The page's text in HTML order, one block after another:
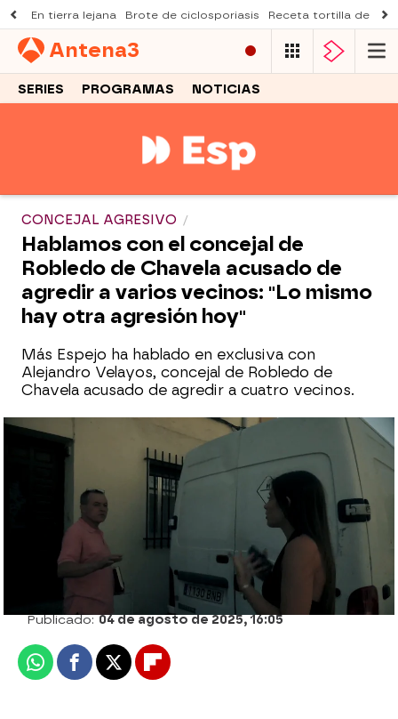
En tierra lejana Brote de ciclosporiasis Receta tortilla de
Antena3
SERIES PROGRAMAS NOTICIAS
CONCEJAL AGRESIVO
Hablamos con el concejal de
Robledo de Chavela acusado de
agredir a varios vecinos: "Lo mismo
hay otra agresión hoy"
Más Espejo ha hablado en exclusiva con
Alejandro Velayos, concejal de Robledo de
Chavela acusado de agredir a cuatro vecinos.
Puedes ver el reportaje completo, en
ATRESPLAYER
María Mateo
Publicado:04 de agosto de 2025, 16:05
WhatsappFacebook
X Flipboard